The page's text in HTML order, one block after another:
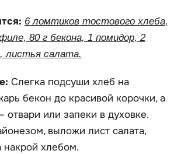
6 ломтиков тостового хлеба,
80 г бекона, 1 помидор, 2
листья салата.
Слегка подсуши хлеб на
бекон до красивой корочки, а
отвари или запеки в духовке.
выложи лист салата,
накрой хлебом.